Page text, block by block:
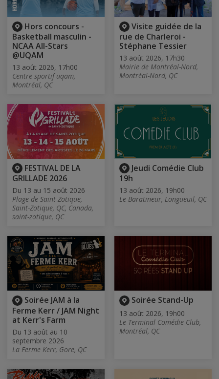
Hors concours -
Basketball masculin -
NCAA All-Stars
@UQAM
13 août 2026, 17h00
Centre sportif uqam,
Montréal, QC
Visite guidée de la
rue de Charleroi -
Stéphane Tessier
13 août 2026, 17h30
Mairie de Montréal-Nord,
Montréal-Nord, QC
FESTIVAL DE LA
GRILLADE 2026
Du 13 au 15 août 2026
Plage de Saint-Zotique,
Saint-Zotique, QC, Canada,
saint-zotique, QC
Jeudi Comédie Club
19h
13 août 2026, 19h00
Le Baratineur, Longueuil, QC
Soirée JAM à la
Ferme Kerr / JAM Night
at Kerr's Farm
Du 13 août au 10
septembre 2026
La Ferme Kerr, Gore, QC
Soirée Stand-Up
13 août 2026, 19h00
Le Terminal Comédie Club,
Montréal, QC